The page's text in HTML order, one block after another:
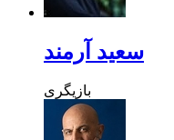
سعید آرمند
بازیگری